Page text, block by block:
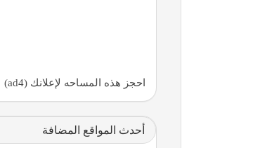
احجز هذه المساحه لإعلانك (ad4)
أحدث المواقع المضافة